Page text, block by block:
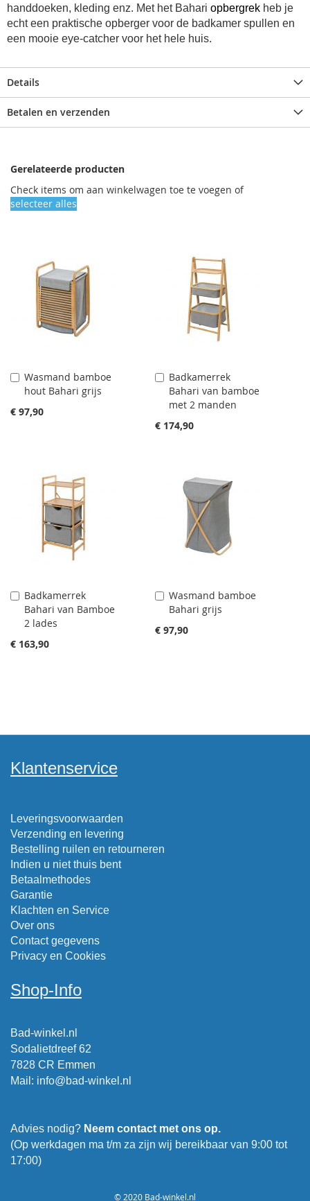
handdoeken, kleding enz. Met het Bahari opbergrek heb je
echt een praktische opberger voor de badkamer spullen en
een mooie eye-catcher voor het hele huis.
Details
Betalen en verzenden
Gerelateerde producten
Check items om aan winkelwagen toe te voegen of
selecteer alles
Wasmand bamboe
hout Bahari grijs
€ 97,90
Aan
winkelwagen
toevoegen
Badkamerrek
Bahari van bamboe
met 2 manden
€ 174,90
Aan
winkelwagen
toevoegen
Badkamerrek
Bahari van Bamboe
2 lades
€ 163,90
Aan
winkelwagen
toevoegen
Wasmand bamboe
Bahari grijs
€ 97,90
Aan
winkelwagen
toevoegen
Klantenservice
Leveringsvoorwaarden
Verzending en levering
Bestelling ruilen en retourneren
Indien u niet thuis bent
Betaalmethodes
Garantie
Klachten en Service
Over ons
Contact gegevens
Privacy en Cookies
Shop-Info
Bad-winkel.nl
Sodalietdreef 62
7828 CR Emmen
Mail : info@bad-winkel.nl
Advies nodig? Neem contact met ons op.
(Op werkdagen ma t/m za zijn wij bereikbaar van 9:00 tot
17:00)
© 2020 Bad-winkel.nl